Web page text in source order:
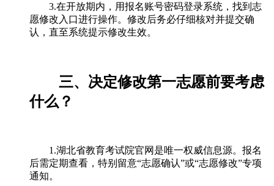
3.在开放期内，用报名账号密码登录系统，找到志
愿修改入口进行操作。修改后务必仔细核对并提交确
认，直至系统提示修改生效。
三、决定修改第一志愿前要考虑
什么？
1.湖北省教育考试院官网是唯一权威信息源。报名
后需定期查看，特别留意“志愿确认”或“志愿修改”专项
通知。